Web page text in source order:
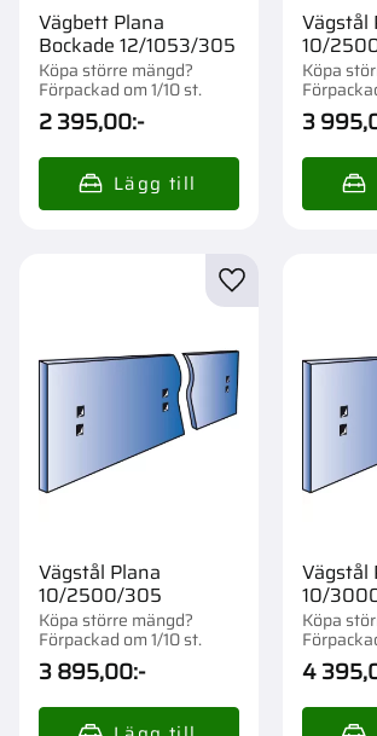
Vägbett Plana
Bockade 12/1053/305
Köpa större mängd?
Förpackad om 1/10 st.
2 395,00:-
Vägstål
10/
Köpa
3
Vägstål Plana
10/2500/305
Köpa större mängd?
Förpackad om 1/10 st.
3 895,00:-
Lägg till i favoriter
Vägstål
10/
Köpa
4